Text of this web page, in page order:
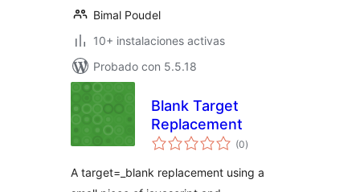
Bimal Poudel
10+ instalaciones activas
Probado con 5.5.18
Blank Target
Replacement
(0valoraciones
en
)
A target=_blank replacement using a